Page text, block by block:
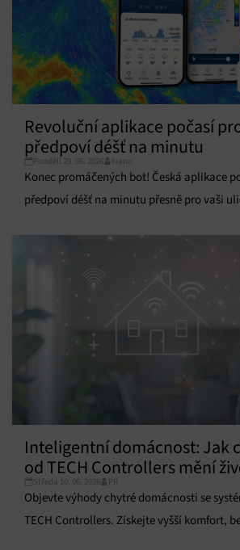
Přiřazování a kombinování údajů z jiných
údajů, Propojení různých zařízení, Identifikace
zařízení na základě automaticky
informací.
Zajištění bezpečnosti, předcházení a zjišťování
podvodů a odstraňování chyb, Poskytování a
zobrazování reklamy a obsahu, Ukládání a
voleb ochrany osobních údajů.
Revoluční aplikace počasí
předpoví déšť na minutu
Pondělí 29. 06. 2026 Ivana
Konec promáčených bot! Česká aplikace
předpoví déšť na minutu přesně pro vaši
Inteligentní domácnost: Jak
od TECH Controllers mění
Středa 10. 06. 2026 PR
Objevte výhody chytré domácnosti se
TECH Controllers. Získejte vyšší komfort,